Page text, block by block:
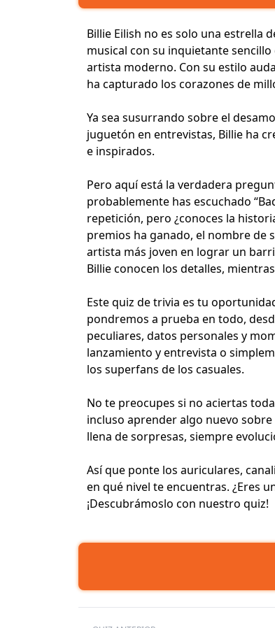
Billie Eilish no es solo una estrella
musical con su inquietante
artista moderno. Con su estilo
ha capturado los corazones de
Ya sea susurrando sobre el
juguetón en entrevistas, Billie ha
e inspirados.
Pero aquí está la verdadera
probablemente has escuchado
repetición, pero ¿conoces la
premios ha ganado, el nombre de
artista más joven en lograr un
Billie conocen los detalles,
Este quiz de trivia es tu
pondremos a prueba en todo,
peculiares, datos personales y
lanzamiento y entrevista o
los superfans de los casuales.
No te preocupes si no aciertas
incluso aprender algo nuevo
llena de sorpresas, siempre
Así que ponte los auriculares,
en qué nivel te encuentras. ¿Eres
¡Descubrámoslo con nuestro quiz!